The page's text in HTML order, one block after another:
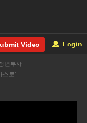
Video Login
년부자
스로’